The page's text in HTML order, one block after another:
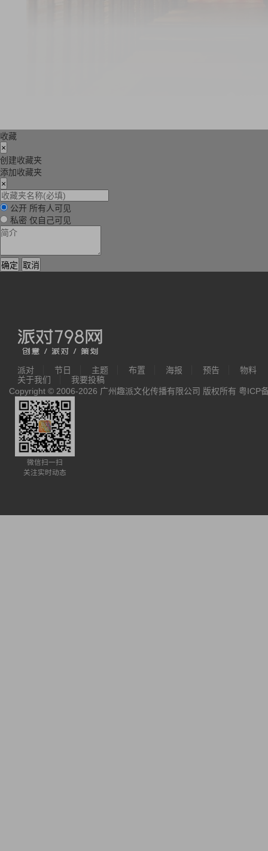
收藏
×
创建收藏夹
添加收藏夹
×
公开 所有人可见
私密 仅自己可见
确定 取消
派对 节日 主题 布置 海报 预告
物料
关于我们
我要投稿
Copyright © 2006-2026 广州趣派文化传播有限公司 版权所有 粤ICP
微信扫一扫
关注实时动态